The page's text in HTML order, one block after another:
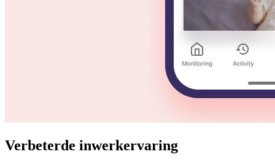
Verbeterde inwerkervaring